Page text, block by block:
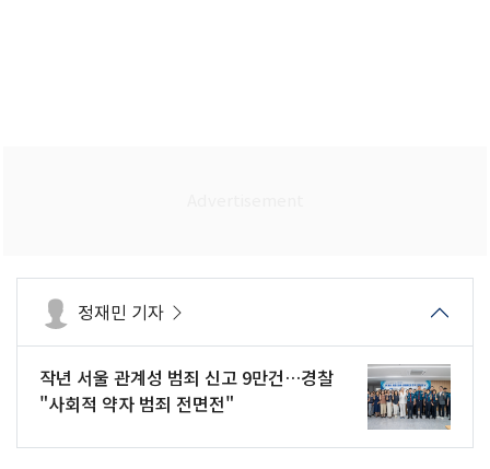
정재민 기자
작년 서울 관계성 범죄 신고 9만건…경찰
"사회적 약자 범죄 전면전"